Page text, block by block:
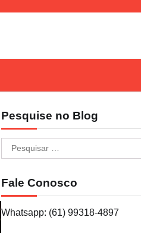
Pesquise no Blog
Pesquisar
por:
Fale Conosco
Whatsapp: (61) 99318-4897